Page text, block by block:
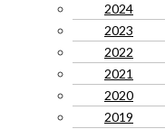
2024
2023
2022
2021
2020
2019